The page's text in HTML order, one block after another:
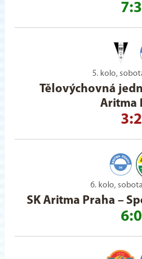
7:3
5. kolo,
Tělovýchovná
Aritma
3:2
6. kolo,
SK Aritma Praha –
6:0